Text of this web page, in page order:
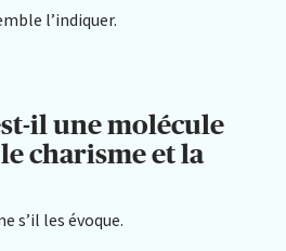
l’indiquer.
il une molécule
charisme et la
s’il les évoque.